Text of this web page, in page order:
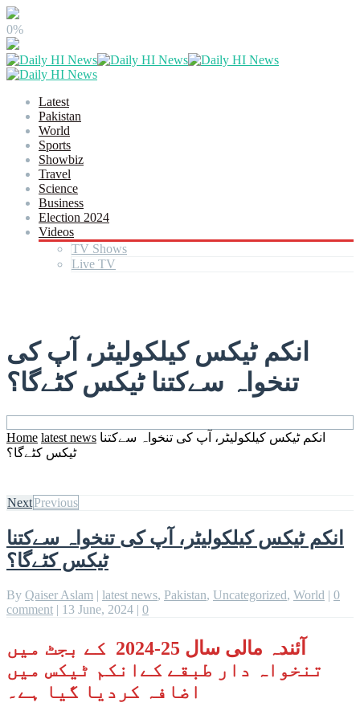
0%
Latest
Pakistan
World
Sports
Showbiz
Travel
Science
Business
Election 2024
Videos
TV Shows
Live TV
انکم ٹیکس کیلکولیٹر، آپ کی
تنخواہ سےکتنا ٹیکس کٹےگا؟
Home latest news انکم ٹیکس کیلکولیٹر، آپ کی تنخواہ سےکتنا
ٹیکس کٹےگا؟
NextPrevious
انکم ٹیکس کیلکولیٹر، آپ کی تنخواہ سےکتنا
ٹیکس کٹےگا؟
By Qaiser Aslam | latest news, Pakistan, Uncategorized, World | 0
comment | 13 June, 2024 | 0
آئندہ مالی سال 25-2024 کے بجٹ میں
تنخواہ دار طبقے کےانکم ٹیکس میں
اضافہ کردیا گیا ہے۔